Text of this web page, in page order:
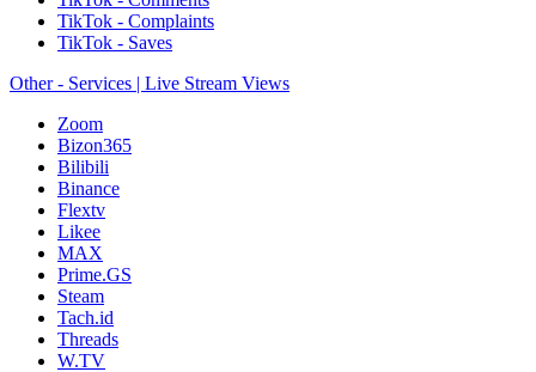
TikTok - Complaints
TikTok - Saves
Other - Services | Live Stream Views
Zoom
Bizon365
Bilibili
Binance
Flextv
Likee
MAX
Prime.GS
Steam
Tach.id
Threads
W.TV